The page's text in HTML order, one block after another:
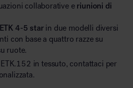
collaborative e riunioni di
4-5 starin due modelli diversi
con base a quattro razze su
ruote.
in tessuto, contattaci per